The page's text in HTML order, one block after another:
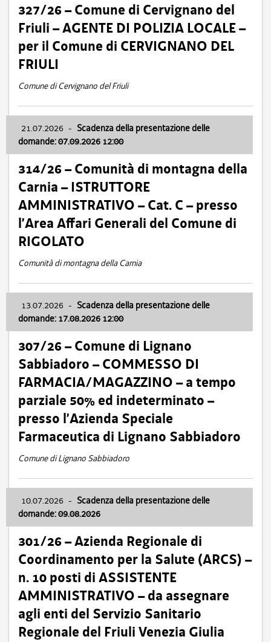
327/26 – Comune di Cervignano del
Friuli – AGENTE DI POLIZIA LOCALE –
per il Comune di CERVIGNANO DEL
FRIULI
Comune di Cervignano del Friuli
21.07.2026 - Scadenza della presentazione delle
domande: 07.09.2026 12:00
314/26 – Comunità di montagna della
Carnia – ISTRUTTORE
AMMINISTRATIVO – Cat. C – presso
l’Area Affari Generali del Comune di
RIGOLATO
Comunità di montagna della Carnia
13.07.2026 - Scadenza della presentazione delle
domande: 17.08.2026 12:00
307/26 – Comune di Lignano
Sabbiadoro – COMMESSO DI
FARMACIA/MAGAZZINO – a tempo
parziale 50% ed indeterminato –
presso l’Azienda Speciale
Farmaceutica di Lignano Sabbiadoro
Comune di Lignano Sabbiadoro
10.07.2026 - Scadenza della presentazione delle
domande: 09.08.2026
301/26 – Azienda Regionale di
Coordinamento per la Salute (ARCS) –
n. 10 posti di ASSISTENTE
AMMINISTRATIVO – da assegnare
agli enti del Servizio Sanitario
Regionale del Friuli Venezia Giulia